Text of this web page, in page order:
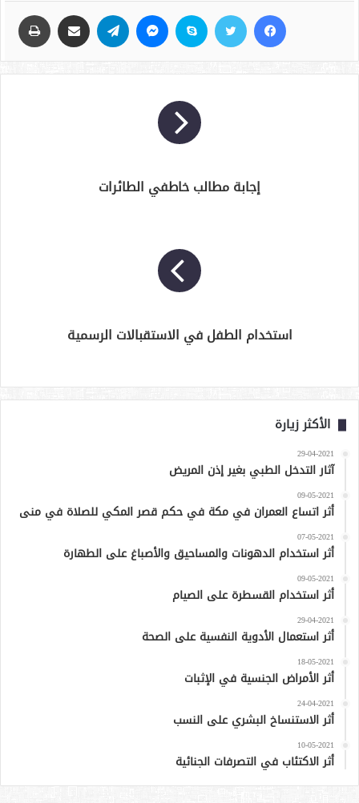
إجابة مطالب خاطفي الطائرات
استخدام الطفل في الاستقبالات الرسمية
الأكثر زيارة
29-04-2021
آثار التدخل الطبي بغير إذن المريض
09-05-2021
أثر اتساع العمران في مكة في حكم قصر المكي للصلاة في منى
07-05-2021
أثر استخدام الدهونات والمساحيق والأصباغ على الطهارة
09-05-2021
أثر استخدام القسطرة على الصيام
29-04-2021
أثر استعمال الأدوية النفسية على الصحة
18-05-2021
أثر الأمراض الجنسية في الإثبات
24-04-2021
أثر الاستنساخ البشري على النسب
10-05-2021
أثر الاكتئاب في التصرفات الجنائية